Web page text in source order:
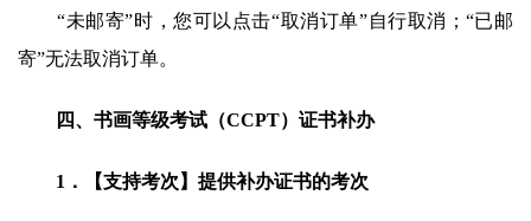
“未邮寄”时，您可以点击“取消订单”自行取消；“已邮
寄”无法取消订单。
四、书画等级考试（CCPT）证书补办
1．【支持考次】提供补办证书的考次